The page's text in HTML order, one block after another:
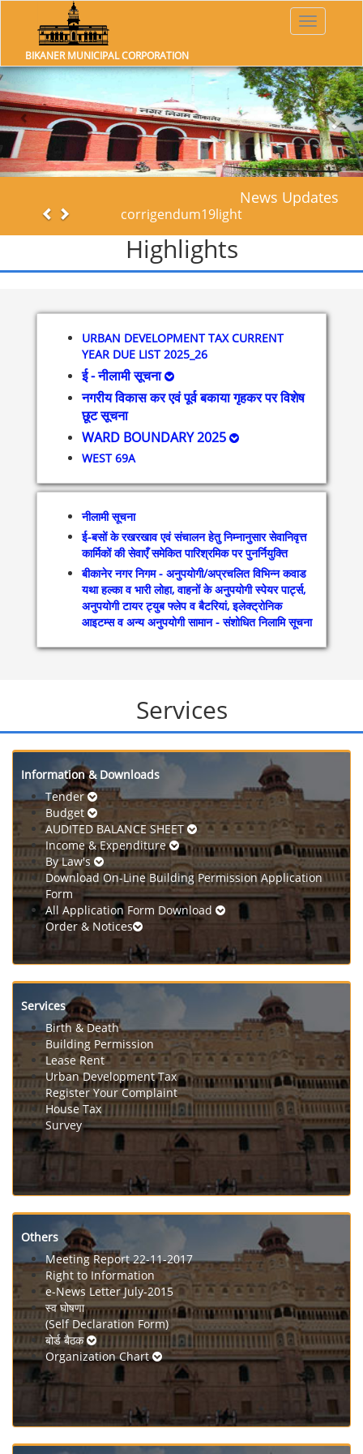
Toggle
BIKANER MUNICIPAL CORPORATION
Previous
News Updates
corrigendum19light
Previous
Next
Highlights
URBAN DEVELOPMENT TAX CURRENT
YEAR DUE LIST 2025_26
ई - नीलामी सूचना
नगरीय विकास कर एवं पूर्व बकाया गृहकर पर विशेष
छूट सूचना
WARD BOUNDARY 2025
WEST 69A
नीलामी सूचना
ई-बसों के रखरखाव एवं संचालन हेतु निम्नानुसार सेवानिवृत्त
कार्मिकों की सेवाएँ समेकित पारिश्रमिक पर पुनर्नियुक्ति
बीकानेर नगर निगम - अनुपयोगी/अप्रचलित विभिन्न कवाड
यथा हल्का व भारी लोहा, वाहनों के अनुपयोगी स्पेयर पार्ट्स,
अनुपयोगी टायर ट्युब फ्लेप व बैटरियां, इलेक्ट्रोनिक
आइटम्स व अन्य अनुपयोगी सामान - संशोधित निलामि सूचना
Services
Information & Downloads
Tender
Budget
AUDITED BALANCE SHEET
Income & Expenditure
By Law's
Download On-Line Building Permission Application
Form
All Application Form Download
Order & Notices
Services
Birth & Death
Building Permission
Lease Rent
Urban Development Tax
Register Your Complaint
House Tax
Survey
Others
Meeting Report 22-11-2017
Right to Information
e-News Letter July-2015
स्व घोषणा
(Self Declaration Form)
बोर्ड बैठक
Organization Chart